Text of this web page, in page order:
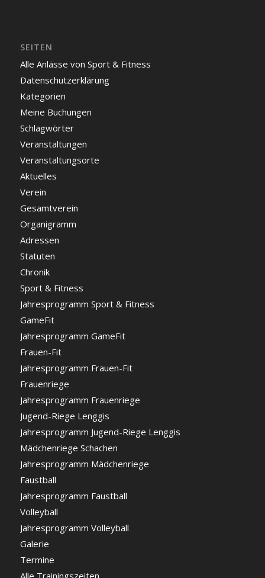
SEITEN
Alle Anlässe von Sport & Fitness
Datenschutzerklärung
Kategorien
Meine Buchungen
Schlagwörter
Veranstaltungen
Veranstaltungsorte
Aktuelles
Verein
Gesamtverein
Organigramm
Adressen
Statuten
Chronik
Sport & Fitness
Jahresprogramm Sport & Fitness
GameFit
Jahresprogramm GameFit
Frauen-Fit
Jahresprogramm Frauen-Fit
Frauenriege
Jahresprogramm Frauenriege
Jugend-Riege Lenggis
Jahresprogramm Jugend-Riege Lenggis
Mädchenriege Schachen
Jahresprogramm Mädchenriege
Faustball
Jahresprogramm Faustball
Volleyball
Jahresprogramm Volleyball
Galerie
Termine